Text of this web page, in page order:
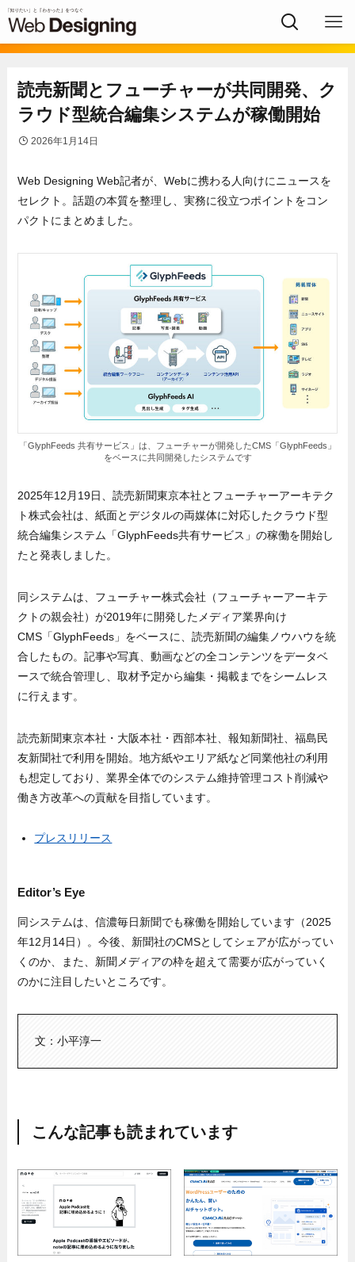
読売新聞とフューチャーが共同開発、ク
ラウド型統合編集システムが稼働開始
2026年1月14日
Web Designing Web記者が、Webに携わる人向けにニュースを
セレクト。話題の本質を整理し、実務に役立つポイントをコン
パクトにまとめました。
「GlyphFeeds 共有サービス」は、フューチャーが開発したCMS「GlyphFeeds」
をベースに共同開発したシステムです
2025年12月19日、読売新聞東京本社とフューチャーアーキテク
ト株式会社は、紙面とデジタルの両媒体に対応したクラウド型
統合編集システム「GlyphFeeds共有サービス」の稼働を開始し
たと発表しました。
同システムは、フューチャー株式会社（フューチャーアーキテ
クトの親会社）が2019年に開発したメディア業界向け
CMS「GlyphFeeds」をベースに、読売新聞の編集ノウハウを統
合したもの。記事や写真、動画などの全コンテンツをデータベ
ースで統合管理し、取材予定から編集・掲載までをシームレス
に行えます。
読売新聞東京本社・大阪本社・西部本社、報知新聞社、福島民
友新聞社で利用を開始。地方紙やエリア紙など同業他社の利用
も想定しており、業界全体でのシステム維持管理コスト削減や
働き方改革への貢献を目指しています。
プレスリリース
Editor’s Eye
同システムは、信濃毎日新聞でも稼働を開始しています（2025
年12月14日）。今後、新聞社のCMSとしてシェアが広がってい
くのか、また、新聞メディアの枠を超えて需要が広がっていく
のかに注目したいところです。
文：小平淳一
こんな記事も読まれています